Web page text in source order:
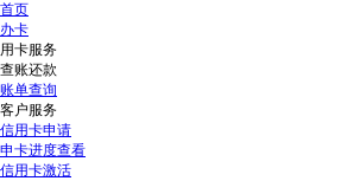
首页
办卡
用卡服务
查账还款
账单查询
客户服务
信用卡申请
申卡进度查看
信用卡激活